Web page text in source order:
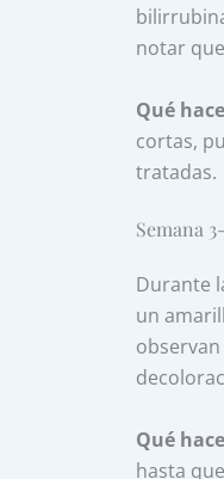
notar
Qué
cortas,
tratadas.
Semana
Durante
un
Qué
hasta